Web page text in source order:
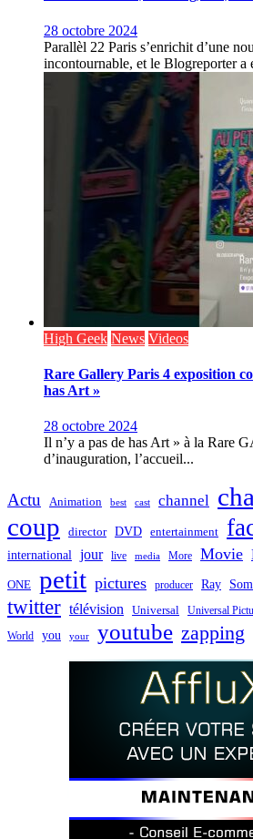
28 octobre 2024
Parallèl 22 Paris s’enrichit d’une
incontournable, et le Blogreporter a
High Geek News Videos
Rare Gallery Paris 4 exposition
has Art »
28 octobre 2024
Il n’y a pas de has Art » à la Rare
d’inauguration, l’accueil...
Actu Animation best cast channel
coup director DVD entertainment
international jour live media More Movie
ONE petit pictures producer Ray
twitter télévision Universal Universal
World you your youtube zapping